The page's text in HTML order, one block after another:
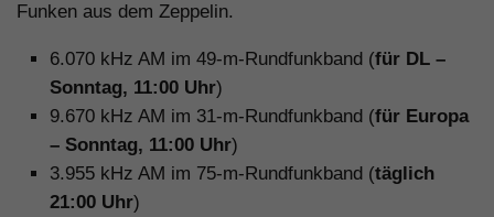
Funken aus dem Zeppelin.
6.070 kHz AM im 49-m-Rundfunkband (für DL –
Sonntag, 11:00 Uhr)
9.670 kHz AM im 31-m-Rundfunkband (für Europa
– Sonntag, 11:00 Uhr)
3.955 kHz AM im 75-m-Rundfunkband (täglich
21:00 Uhr)